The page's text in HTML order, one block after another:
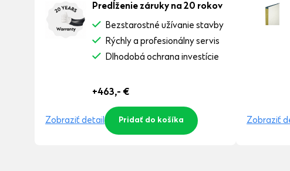
Predĺženie záruky na 20 rokov
Bezstarostné užívanie stavby
Rýchly a profesionálny servis
Dlhodobá ochrana investície
+463,- €
Zobraziť detail Pridať do košíka Zobraziť